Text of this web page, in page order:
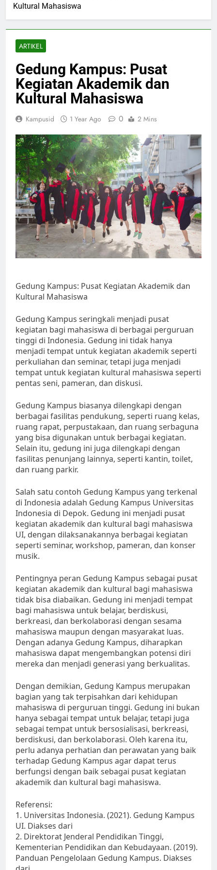
Kultural Mahasiswa
ARTIKEL
Gedung Kampus: Pusat
Kegiatan Akademik dan
Kultural Mahasiswa
Kampusid 1 Year Ago 0 2 Mins
Gedung Kampus: Pusat Kegiatan Akademik dan
Kultural Mahasiswa
Gedung Kampus seringkali menjadi pusat
kegiatan bagi mahasiswa di berbagai perguruan
tinggi di Indonesia. Gedung ini tidak hanya
menjadi tempat untuk kegiatan akademik seperti
perkuliahan dan seminar, tetapi juga menjadi
tempat untuk kegiatan kultural mahasiswa seperti
pentas seni, pameran, dan diskusi.
Gedung Kampus biasanya dilengkapi dengan
berbagai fasilitas pendukung, seperti ruang kelas,
ruang rapat, perpustakaan, dan ruang serbaguna
yang bisa digunakan untuk berbagai kegiatan.
Selain itu, gedung ini juga dilengkapi dengan
fasilitas penunjang lainnya, seperti kantin, toilet,
dan ruang parkir.
Salah satu contoh Gedung Kampus yang terkenal
di Indonesia adalah Gedung Kampus Universitas
Indonesia di Depok. Gedung ini menjadi pusat
kegiatan akademik dan kultural bagi mahasiswa
UI, dengan dilaksanakannya berbagai kegiatan
seperti seminar, workshop, pameran, dan konser
musik.
Pentingnya peran Gedung Kampus sebagai pusat
kegiatan akademik dan kultural bagi mahasiswa
tidak bisa diabaikan. Gedung ini menjadi tempat
bagi mahasiswa untuk belajar, berdiskusi,
berkreasi, dan berkolaborasi dengan sesama
mahasiswa maupun dengan masyarakat luas.
Dengan adanya Gedung Kampus, diharapkan
mahasiswa dapat mengembangkan potensi diri
mereka dan menjadi generasi yang berkualitas.
Dengan demikian, Gedung Kampus merupakan
bagian yang tak terpisahkan dari kehidupan
mahasiswa di perguruan tinggi. Gedung ini bukan
hanya sebagai tempat untuk belajar, tetapi juga
sebagai tempat untuk bersosialisasi, berkreasi,
berdiskusi, dan berkolaborasi. Oleh karena itu,
perlu adanya perhatian dan perawatan yang baik
terhadap Gedung Kampus agar dapat terus
berfungsi dengan baik sebagai pusat kegiatan
akademik dan kultural bagi mahasiswa.
Referensi:
1. Universitas Indonesia. (2021). Gedung Kampus
UI. Diakses dari
2. Direktorat Jenderal Pendidikan Tinggi,
Kementerian Pendidikan dan Kebudayaan. (2019).
Panduan Pengelolaan Gedung Kampus. Diakses